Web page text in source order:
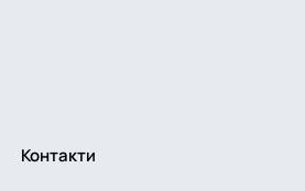
Контакти